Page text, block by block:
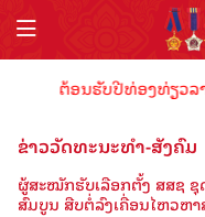
ຕ້ອນຮັບປີທ່ອງທ່ຽວລາວ
ຂ່າວວັດທະນະທຳ-ສັງຄົມ
ຜູ້ສະໝັກຮັບເລືອກຕັ້ງ ສສຊ ຊຸ
ສົມບູນ ສືບຕໍ່ລົງເຄື່ອນໄຫວຫ